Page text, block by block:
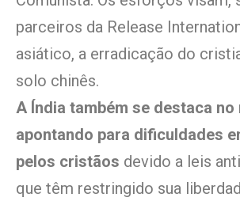
parceiros da Release
asiático, a erradicação do
solo chinês.
A Índia também se destaca
apontando para dificuldades
pelos cristãos devido a leis
que têm restringido sua